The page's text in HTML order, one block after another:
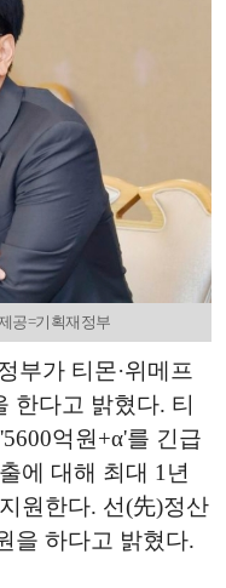
공=기획재정부
부가 티몬·위메프
한다고 밝혔다. 티
억원+α'를 긴급
에 대해 최대 1년
원한다. 선(先)정산
을 하다고 밝혔다.